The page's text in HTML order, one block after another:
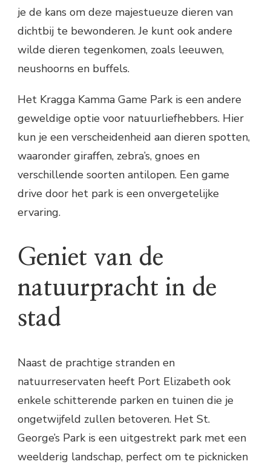
je de kans om deze majestueuze dieren van
dichtbij te bewonderen. Je kunt ook andere
wilde dieren tegenkomen, zoals leeuwen,
neushoorns en buffels.
Het Kragga Kamma Game Park is een andere
geweldige optie voor natuurliefhebbers. Hier
kun je een verscheidenheid aan dieren spotten,
waaronder giraffen, zebra’s, gnoes en
verschillende soorten antilopen. Een game
drive door het park is een onvergetelijke
ervaring.
Geniet van de
natuurpracht in de
stad
Naast de prachtige stranden en
natuurreservaten heeft Port Elizabeth ook
enkele schitterende parken en tuinen die je
ongetwijfeld zullen betoveren. Het St.
George’s Park is een uitgestrekt park met een
weelderig landschap, perfect om te picknicken